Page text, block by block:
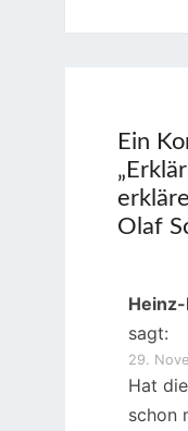
Ein
„
Olaf
sagt:
29.
Hat
schon